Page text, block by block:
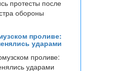
проливе:
ударами